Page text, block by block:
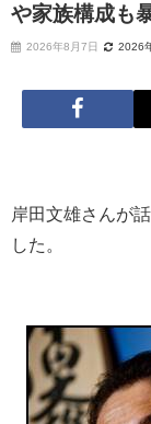
や家族構成も
2026年8月7日 2026
岸田文雄さんが
した。